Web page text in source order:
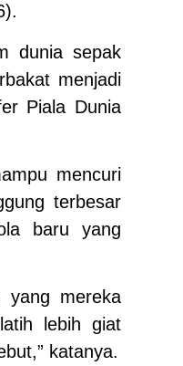
dunia sepak
menjadi
Piala Dunia
mencuri
terbesar
baru yang
yang mereka
lebih giat
katanya.